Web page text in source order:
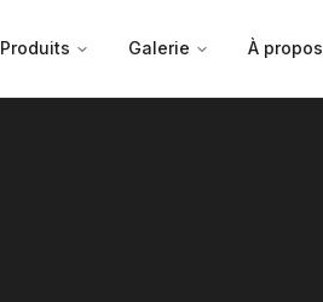
Produits Galerie À propos